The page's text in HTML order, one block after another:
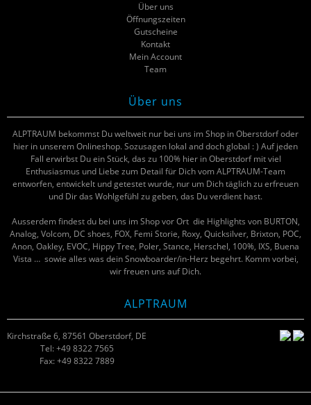
Über uns
Öffnungszeiten
Gutscheine
Kontakt
Mein Account
Team
Über uns
ALPTRAUM bekommst Du weltweit nur bei uns im Shop in Oberstdorf oder
hier in unserem Onlineshop. Sozusagen lokal and doch global : ) Auf jeden
Fall erwirbst Du ein Stück, das zu 100% hier in Oberstdorf mit viel
Enthusiasmus und Liebe zum Detail für Dich vom ALPTRAUM-Team
entworfen, entwickelt und getestet wurde, nur um Dich täglich zu erfreuen
und Dir das Wohlgefühl zu geben, das Du verdient hast.
Ausserdem findest du bei uns im Shop vor Ort die Highlights von BURTON,
Analog, Volcom, DC shoes, FOX, Femi Storie, Roxy, Quicksilver, Brixton, POC,
Anon, Oakley, EVOC, Hippy Tree, Poler, Stance, Herschel, 100%, IXS, Buena
Vista … sowie alles was dein Snowboarder/in-Herz begehrt. Komm vorbei,
wir freuen uns auf Dich.
ALPTRAUM
Kirchstraße 6, 87561 Oberstdorf, DE
Tel: +49 8322 7565
Fax: +49 8322 7889